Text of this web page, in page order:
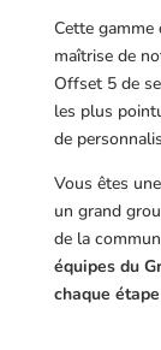
Cette gamme
maîtrise de
Offset 5 de
les plus
de
Vous êtes
un grand
de la
équipes du
chaque